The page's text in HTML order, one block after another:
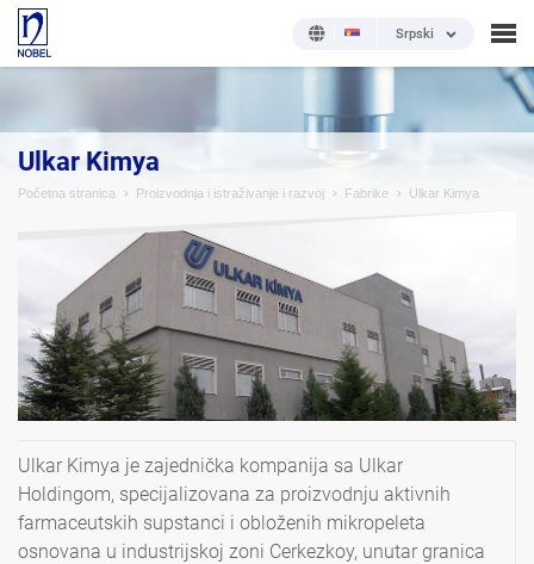
Srpski
Ulkar Kimya
Početna stranica Proizvodnja i istraživanje i razvoj Fabrike Ulkar Kimya
Ulkar Kimya je zajednička kompanija sa Ulkar
Holdingom, specijalizovana za proizvodnju aktivnih
farmaceutskih supstanci i obloženih mikropeleta
osnovana u industrijskoj zoni Cerkezkoy, unutar granica